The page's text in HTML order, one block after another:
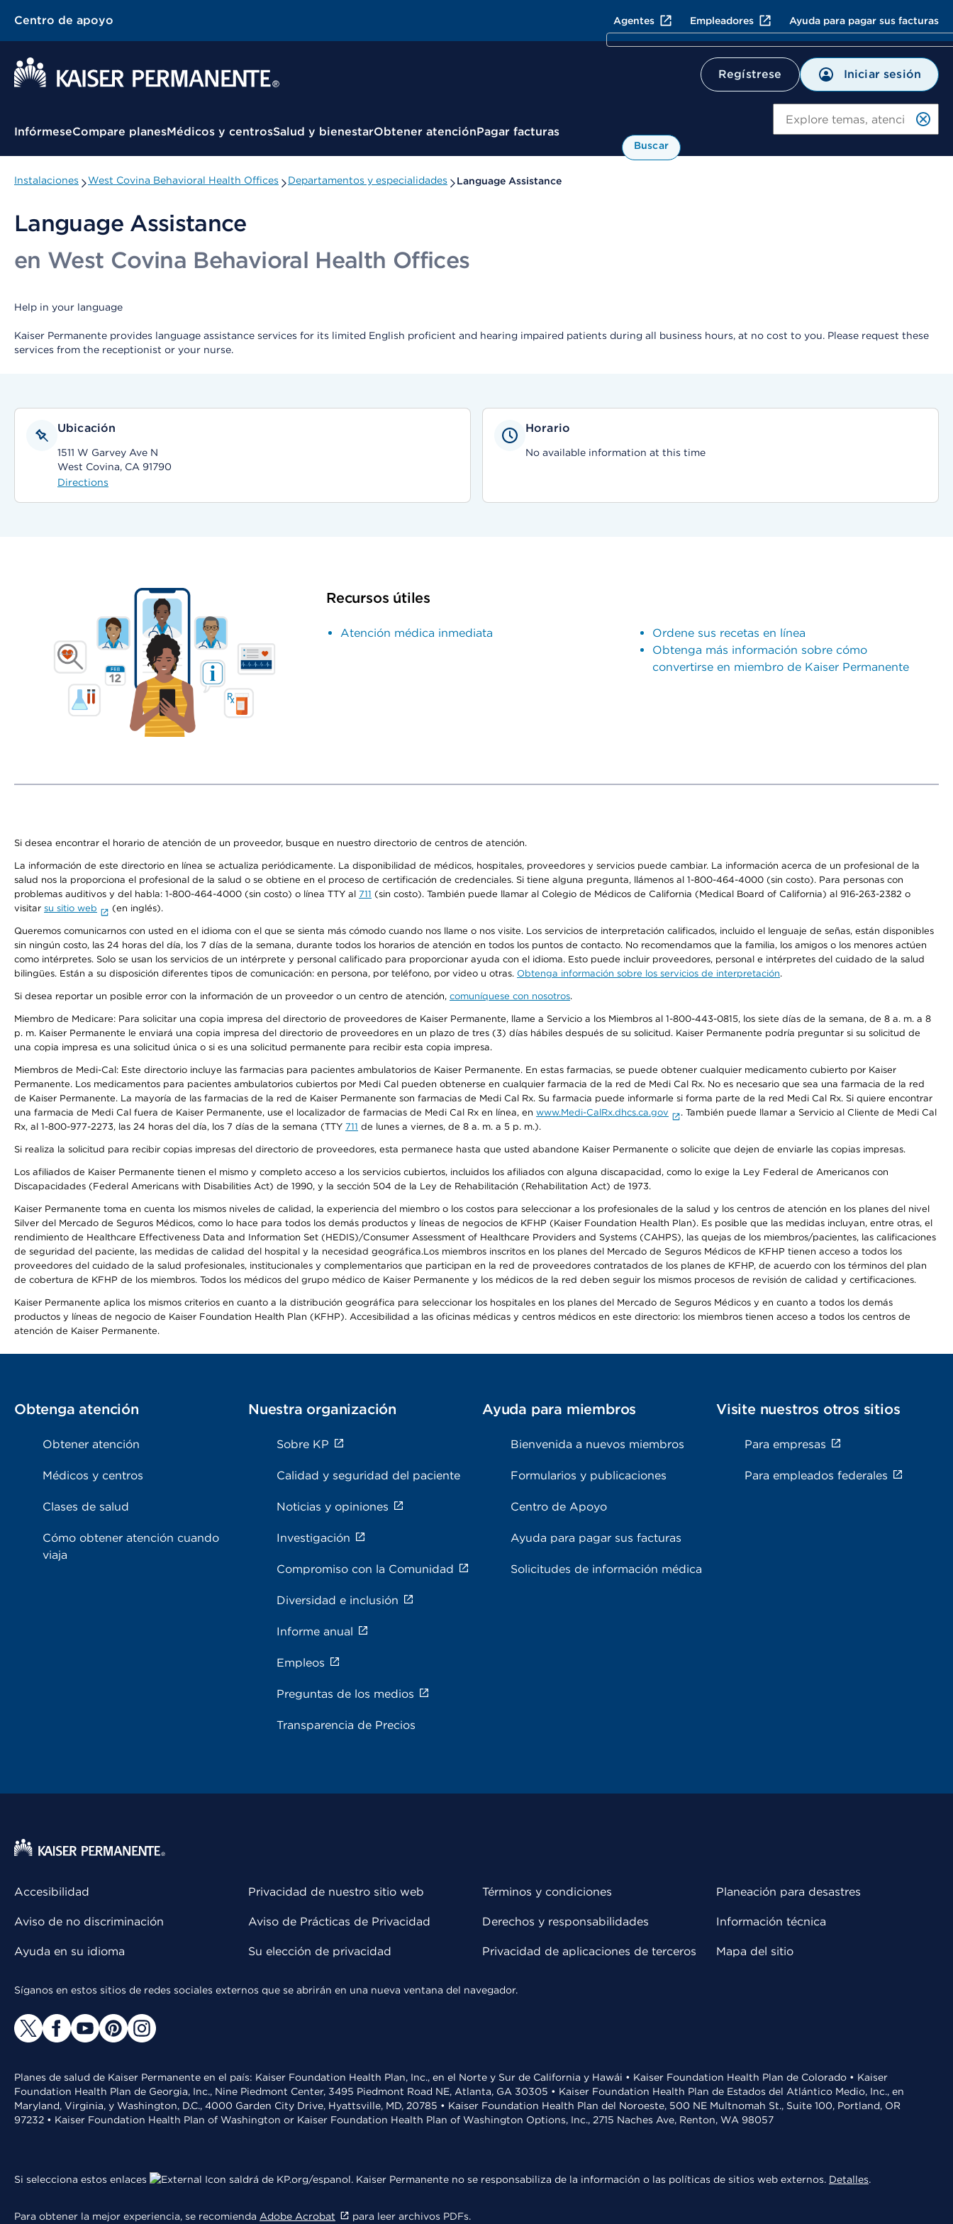
Centro de apoyo Agentes Empleadores Ayuda para pagar sus facturas
Regístrese Iniciar sesión
Menú contextual
InfórmeseCompare planesMédicos y centrosSalud y bienestarObtener atenciónPagar facturas
Buscar
Instalaciones West Covina Behavioral Health Offices Departamentos y especialidades Language Assistance
Language Assistance
en West Covina Behavioral Health Offices
Help in your language
Kaiser Permanente provides language assistance services for its limited English proficient and hearing impaired patients during all business hours, at no cost to you. Please request these
services from the receptionist or your nurse.
Ubicación
1511 W Garvey Ave N
West Covina, CA 91790
Directions
Horario
No available information at this time
Recursos útiles
Atención médica inmediata
Ordene sus recetas en línea
Obtenga más información sobre cómo
convertirse en miembro de Kaiser Permanente
Si desea encontrar el horario de atención de un proveedor, busque en nuestro directorio de centros de atención.
La información de este directorio en línea se actualiza periódicamente. La disponibilidad de médicos, hospitales, proveedores y servicios puede cambiar. La información acerca de un profesional de la
salud nos la proporciona el profesional de la salud o se obtiene en el proceso de certificación de credenciales. Si tiene alguna pregunta, llámenos al 1-800-464-4000 (sin costo). Para personas con
problemas auditivos y del habla: 1-800-464-4000 (sin costo) o línea TTY al 711 (sin costo). También puede llamar al Colegio de Médicos de California (Medical Board of California) al 916-263-2382 o
visitar su sitio web (en inglés).
Queremos comunicarnos con usted en el idioma con el que se sienta más cómodo cuando nos llame o nos visite. Los servicios de interpretación calificados, incluido el lenguaje de señas, están disponibles
sin ningún costo, las 24 horas del día, los 7 días de la semana, durante todos los horarios de atención en todos los puntos de contacto. No recomendamos que la familia, los amigos o los menores actúen
como intérpretes. Solo se usan los servicios de un intérprete y personal calificado para proporcionar ayuda con el idioma. Esto puede incluir proveedores, personal e intérpretes del cuidado de la salud
bilingües. Están a su disposición diferentes tipos de comunicación: en persona, por teléfono, por video u otras. Obtenga información sobre los servicios de interpretación.
Si desea reportar un posible error con la información de un proveedor o un centro de atención, comuníquese con nosotros.
Miembro de Medicare: Para solicitar una copia impresa del directorio de proveedores de Kaiser Permanente, llame a Servicio a los Miembros al 1-800-443-0815, los siete días de la semana, de 8 a. m. a 8
p. m. Kaiser Permanente le enviará una copia impresa del directorio de proveedores en un plazo de tres (3) días hábiles después de su solicitud. Kaiser Permanente podría preguntar si su solicitud de
una copia impresa es una solicitud única o si es una solicitud permanente para recibir esta copia impresa.
Miembros de Medi-Cal: Este directorio incluye las farmacias para pacientes ambulatorios de Kaiser Permanente. En estas farmacias, se puede obtener cualquier medicamento cubierto por Kaiser
Permanente. Los medicamentos para pacientes ambulatorios cubiertos por Medi Cal pueden obtenerse en cualquier farmacia de la red de Medi Cal Rx. No es necesario que sea una farmacia de la red
de Kaiser Permanente. La mayoría de las farmacias de la red de Kaiser Permanente son farmacias de Medi Cal Rx. Su farmacia puede informarle si forma parte de la red Medi Cal Rx. Si quiere encontrar
una farmacia de Medi Cal fuera de Kaiser Permanente, use el localizador de farmacias de Medi Cal Rx en línea, en www.Medi-CalRx.dhcs.ca.gov
. También puede llamar a Servicio al Cliente de Medi Cal
Rx, al 1-800-977-2273, las 24 horas del día, los 7 días de la semana (TTY 711 de lunes a viernes, de 8 a. m. a 5 p. m.).
Si realiza la solicitud para recibir copias impresas del directorio de proveedores, esta permanece hasta que usted abandone Kaiser Permanente o solicite que dejen de enviarle las copias impresas.
Los afiliados de Kaiser Permanente tienen el mismo y completo acceso a los servicios cubiertos, incluidos los afiliados con alguna discapacidad, como lo exige la Ley Federal de Americanos con
Discapacidades (Federal Americans with Disabilities Act) de 1990, y la sección 504 de la Ley de Rehabilitación (Rehabilitation Act) de 1973.
Kaiser Permanente toma en cuenta los mismos niveles de calidad, la experiencia del miembro o los costos para seleccionar a los profesionales de la salud y los centros de atención en los planes del nivel
Silver del Mercado de Seguros Médicos, como lo hace para todos los demás productos y líneas de negocios de KFHP (Kaiser Foundation Health Plan). Es posible que las medidas incluyan, entre otras, el
rendimiento de Healthcare Effectiveness Data and Information Set (HEDIS)/Consumer Assessment of Healthcare Providers and Systems (CAHPS), las quejas de los miembros/pacientes, las calificaciones
de seguridad del paciente, las medidas de calidad del hospital y la necesidad geográfica.Los miembros inscritos en los planes del Mercado de Seguros Médicos de KFHP tienen acceso a todos los
proveedores del cuidado de la salud profesionales, institucionales y complementarios que participan en la red de proveedores contratados de los planes de KFHP, de acuerdo con los términos del plan
de cobertura de KFHP de los miembros. Todos los médicos del grupo médico de Kaiser Permanente y los médicos de la red deben seguir los mismos procesos de revisión de calidad y certificaciones.
Kaiser Permanente aplica los mismos criterios en cuanto a la distribución geográfica para seleccionar los hospitales en los planes del Mercado de Seguros Médicos y en cuanto a todos los demás
productos y líneas de negocio de Kaiser Foundation Health Plan (KFHP). Accesibilidad a las oficinas médicas y centros médicos en este directorio: los miembros tienen acceso a todos los centros de
atención de Kaiser Permanente.
Obtenga atención
Obtener atención
Médicos y centros
Clases de salud
Cómo obtener atención cuando
viaja
Nuestra organización
Sobre KP
Calidad y seguridad del paciente
Noticias y opiniones
Investigación
Compromiso con la Comunidad
Diversidad e inclusión
Informe anual
Empleos
Preguntas de los medios
Transparencia de Precios
Ayuda para miembros
Bienvenida a nuevos miembros
Formularios y publicaciones
Centro de Apoyo
Ayuda para pagar sus facturas
Solicitudes de información médica
Visite nuestros otros sitios
Para empresas
Para empleados federales
Accesibilidad
Aviso de no discriminación
Ayuda en su idioma
Privacidad de nuestro sitio web
Aviso de Prácticas de Privacidad
Su elección de privacidad
Términos y condiciones
Derechos y responsabilidades
Privacidad de aplicaciones de terceros
Planeación para desastres
Información técnica
Mapa del sitio
Síganos en estos sitios de redes sociales externos que se abrirán en una nueva ventana del navegador.
Planes de salud de Kaiser Permanente en el país: Kaiser Foundation Health Plan, Inc., en el Norte y Sur de California y Hawái • Kaiser Foundation Health Plan de Colorado • Kaiser
Foundation Health Plan de Georgia, Inc., Nine Piedmont Center, 3495 Piedmont Road NE, Atlanta, GA 30305 • Kaiser Foundation Health Plan de Estados del Atlántico Medio, Inc., en
Maryland, Virginia, y Washington, D.C., 4000 Garden City Drive, Hyattsville, MD, 20785 • Kaiser Foundation Health Plan del Noroeste, 500 NE Multnomah St., Suite 100, Portland, OR
97232 • Kaiser Foundation Health Plan of Washington or Kaiser Foundation Health Plan of Washington Options, Inc., 2715 Naches Ave, Renton, WA 98057
Si selecciona estos enlaces saldrá de KP.org/espanol. Kaiser Permanente no se responsabiliza de la información o las políticas de sitios web externos. Detalles.
Para obtener la mejor experiencia, se recomienda Adobe Acrobat para leer archivos PDFs.